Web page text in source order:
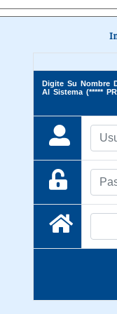
Digite Su Nombre
Al Sistema (*****